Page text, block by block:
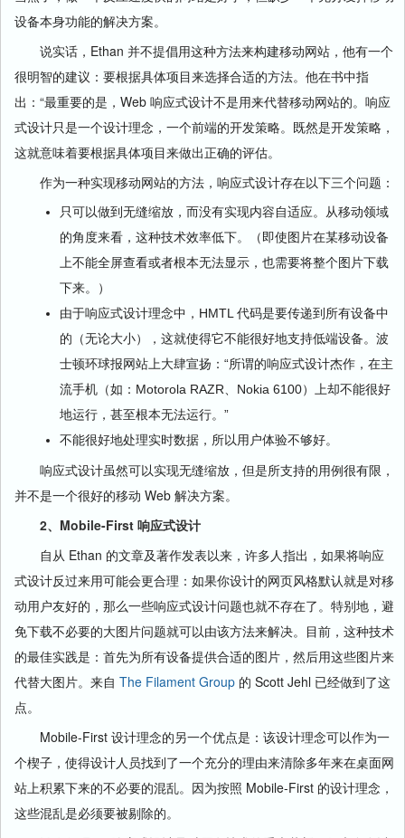
设备本身功能的解决方案。
说实话，Ethan 并不提倡用这种方法来构建移动网站，他有一个
很明智的建议：要根据具体项目来选择合适的方法。他在书中指
出：“最重要的是，Web 响应式设计不是用来代替移动网站的。响应
式设计只是一个设计理念，一个前端的开发策略。既然是开发策略，
这就意味着要根据具体项目来做出正确的评估。
作为一种实现移动网站的方法，响应式设计存在以下三个问题：
只可以做到无缝缩放，而没有实现内容自适应。从移动领域
的角度来看，这种技术效率低下。（即使图片在某移动设备
上不能全屏查看或者根本无法显示，也需要将整个图片下载
下来。）
由于响应式设计理念中，HMTL 代码是要传递到所有设备中
的（无论大小），这就使得它不能很好地支持低端设备。波
士顿环球报网站上大肆宣扬：“所谓的响应式设计杰作，在主
流手机（如：Motorola RAZR、Nokia 6100）上却不能很好
地运行，甚至根本无法运行。”
不能很好地处理实时数据，所以用户体验不够好。
响应式设计虽然可以实现无缝缩放，但是所支持的用例很有限，
并不是一个很好的移动 Web 解决方案。
2、Mobile-First 响应式设计
自从 Ethan 的文章及著作发表以来，许多人指出，如果将响应
式设计反过来用可能会更合理：如果你设计的网页风格默认就是对移
动用户友好的，那么一些响应式设计问题也就不存在了。特别地，避
免下载不必要的大图片问题就可以由该方法来解决。目前，这种技术
的最佳实践是：首先为所有设备提供合适的图片，然后用这些图片来
代替大图片。来自 The Filament Group 的 Scott Jehl 已经做到了这
点。
Mobile-First 设计理念的另一个优点是：该设计理念可以作为一
个楔子，使得设计人员找到了一个充分的理由来清除多年来在桌面网
站上积累下来的不必要的混乱。因为按照 Mobile-First 的设计理念，
这些混乱是必须要被剔除的。